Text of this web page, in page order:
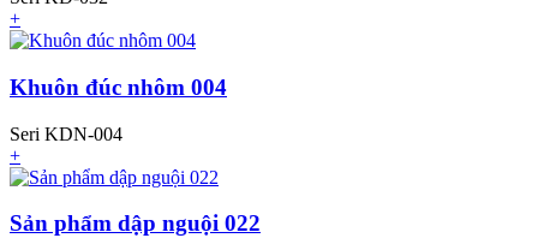
+
Khuôn đúc nhôm 004
Seri KDN-004
+
Sản phẩm dập nguội 022